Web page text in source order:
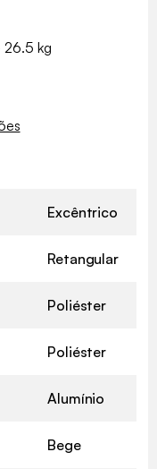
26.5 kg
Excêntrico
Retangular
Poliéster
Poliéster
Alumínio
Bege